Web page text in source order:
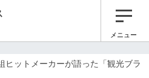
メニュー
ヒットメーカーが語った「観光ブラ